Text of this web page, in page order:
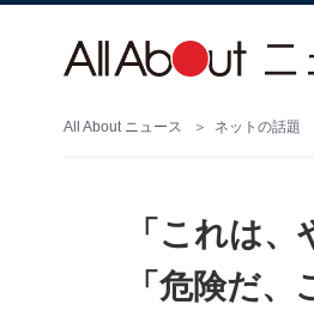
All About ニュース ネットの話題
「これは
「危険だ